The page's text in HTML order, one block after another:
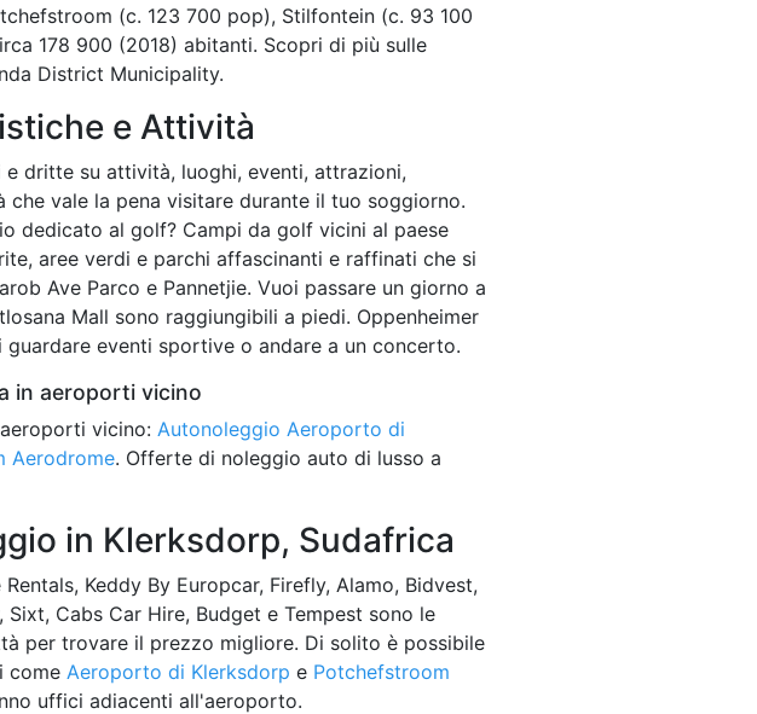
(c. 123 700 pop), Stilfontein (c. 93 100
178 900 (2018) abitanti. Scopri di più sulle
District Municipality.
e Attività
dritte su attività, luoghi, eventi, attrazioni,
vale la pena visitare durante il tuo soggiorno.
dedicato al golf? Campi da golf vicini al paese
aree verdi e parchi affascinanti e raffinati che si
Ave Parco e Pannetjie. Vuoi passare un giorno a
Mall sono raggiungibili a piedi. Oppenheimer
eventi sportive o andare a un concerto.
in aeroporti vicino
vicino: Autonoleggio Aeroporto di
Aerodrome. Offerte di noleggio auto di lusso a
in Klerksdorp, Sudafrica
Keddy By Europcar, Firefly, Alamo, Bidvest,
Cabs Car Hire, Budget e Tempest sono le
per trovare il prezzo migliore. Di solito è possibile
come Aeroporto di Klerksdorp e Potchefstroom
uffici adiacenti all'aeroporto.